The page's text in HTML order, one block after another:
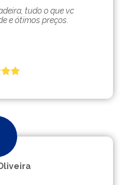
tudo o que vc
e ótimos preços.